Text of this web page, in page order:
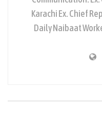
Karachi Ex. Chief
Daily Naibaat